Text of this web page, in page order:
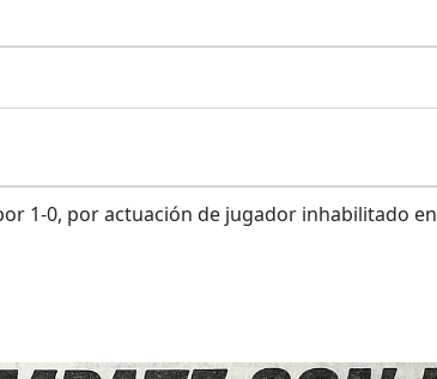
1-0, por actuación de jugador inhabilitado en